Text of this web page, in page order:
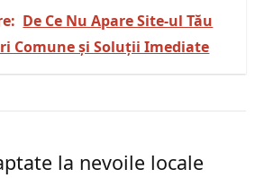
De Ce Nu Apare Site-ul Tău
Comune și Soluții Imediate
la nevoile locale